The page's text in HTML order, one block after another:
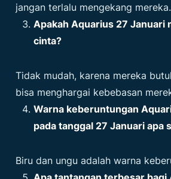
jangan terlalu mengekang mereka.
Apakah Aquarius 27 Januari
cinta?
Tidak mudah, karena mereka
bisa menghargai kebebasan
Warna keberuntungan
pada tanggal 27 Januari apa
Biru dan ungu adalah warna